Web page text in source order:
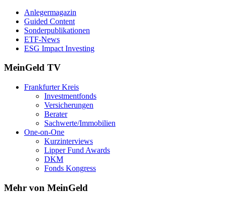
Anlegermagazin
Guided Content
Sonderpublikationen
ETF-News
ESG Impact Investing
MeinGeld TV
Frankfurter Kreis
Investmentfonds
Versicherungen
Berater
Sachwerte/Immobilien
One-on-One
Kurzinterviews
Lipper Fund Awards
DKM
Fonds Kongress
Mehr von MeinGeld